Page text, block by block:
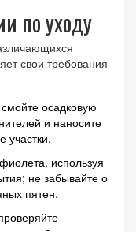
по уходу
свои требования
осадковую
и наносите
участки.
используя
не забывайте о
пятен.